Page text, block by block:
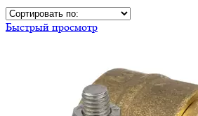
Быстрый просмотр